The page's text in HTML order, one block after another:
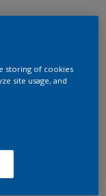
storing of cookies
site usage, and